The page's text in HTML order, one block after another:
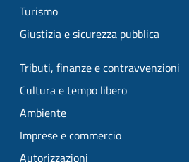
Turismo
Giustizia e sicurezza pubblica
Tributi, finanze e contravvenzioni
Cultura e tempo libero
Ambiente
Imprese e commercio
Autorizzazioni